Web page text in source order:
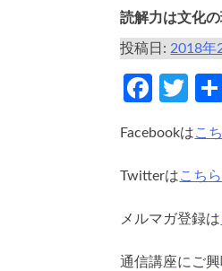
読解力は文化
投稿日:2018年
Facebookはこ
Twitterはこち
メルマガ登録は
通信講座にご